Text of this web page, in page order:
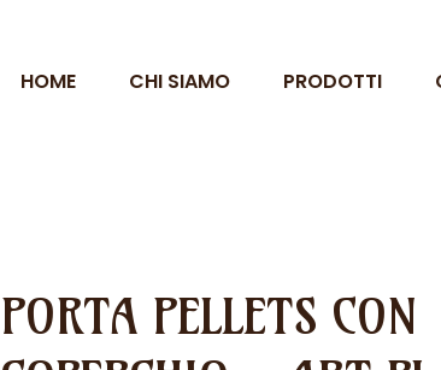
HOME CHI SIAMO PRODOTTI
PORTA PELLETS CON